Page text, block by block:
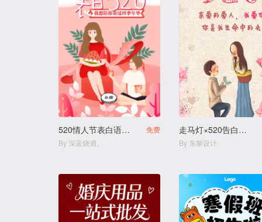
520情人节表白语录商家宣传H5
免费
By 深蓝烧酒。
走马灯×520告白模板电子贺卡
By 东黎设计